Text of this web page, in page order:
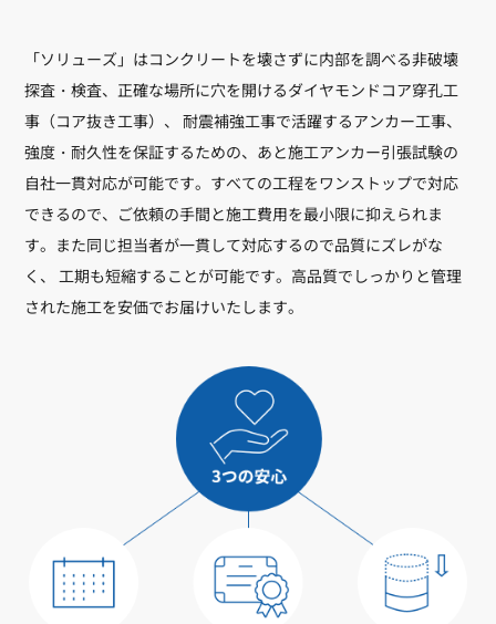
「ソリューズ」はコンクリートを壊さずに内部を調べる非破壊
探査・検査、正確な場所に穴を開けるダイヤモンドコア穿孔工
事（コア抜き工事）、 耐震補強工事で活躍するアンカー工事、
強度・耐久性を保証するための、あと施工アンカー引張試験の
自社一貫対応が可能です。すべての工程をワンストップで対応
できるので、ご依頼の手間と施工費用を最小限に抑えられま
す。また同じ担当者が一貫して対応するので品質にズレがな
く、 工期も短縮することが可能です。高品質でしっかりと管理
された施工を安価でお届けいたします。